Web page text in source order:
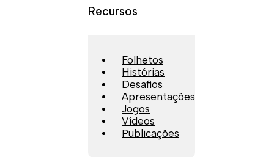
Recursos
Folhetos
Histórias
Desafios
Apresentações
Jogos
Vídeos
Publicações